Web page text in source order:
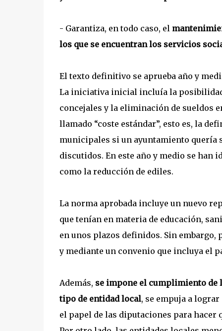
- Garantiza, en todo caso, el
los que se encuentran los servicios
El texto definitivo se aprueba año y
La iniciativa inicial incluía la
concejales y la eliminación de sueldos
llamado “coste estándar”, esto es, la
municipales si un ayuntamiento quería
discutidos. En este año y medio se
como la reducción de ediles.
La norma aprobada incluye un nuevo
que tenían en materia de educación,
en unos plazos definidos. Sin embargo,
y mediante un convenio que incluya el
Además, se impone el cumplimiento
tipo de entidad local, se empuja a
el papel de las diputaciones para hacer